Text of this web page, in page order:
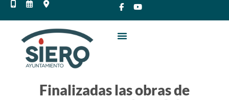
Finalizadas las obras de